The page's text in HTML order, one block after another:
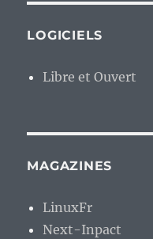
LOGICIELS
Libre et Ouvert
MAGAZINES
LinuxFr
Next-Inpact